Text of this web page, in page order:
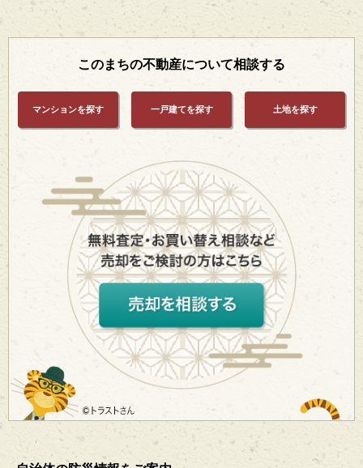
このまちの不動産について相談する
マンションを探す 一戸建てを探す 土地を探す